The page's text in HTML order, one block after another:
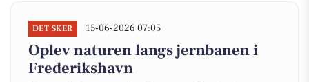
DET SKER 15-06-2026 07:05
Oplev naturen langs jernbanen i
Frederikshavn